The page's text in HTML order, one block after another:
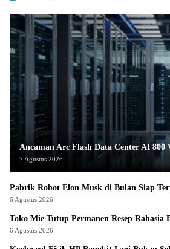
Ancaman Arc Flash Data Center AI 800
7 Agustus 2026
Pabrik Robot Elon Musk di Bulan Siap
6 Agustus 2026
Toko Mie Tutup Permanen Resep Rahasia
6 Agustus 2026